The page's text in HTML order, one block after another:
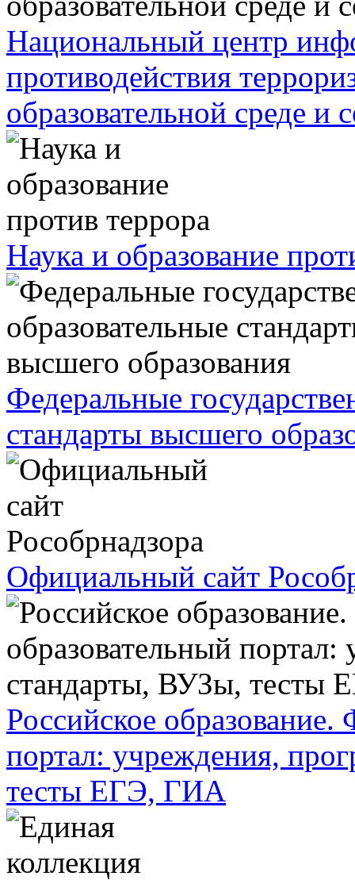
Национальный центр
противодействия
образовательной среде и
Наука и образование
Федеральные
стандарты высшего
Официальный сайт
Российское
портал: учреждения,
тесты ЕГЭ, ГИА